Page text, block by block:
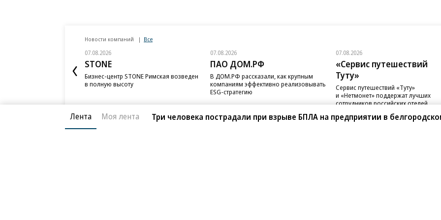
Новости компаний Все
07.08.2026
STONE
Бизнес-центр STONE Римская возведен
в полную высоту
07.08.2026
ПАО ДОМ.РФ
В ДОМ.РФ рассказали, как крупным
компаниям эффективно реализовывать
ESG-стратегию
07.08.2026
«Сервис путешествий
Туту»
Сервис путешествий «Туту»
и «Нетмонет» поддержат лучших
сотрудников российских отелей
Лента Моя лента Три человека пострадали при взрыве БПЛА на предприятии в